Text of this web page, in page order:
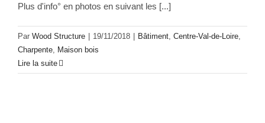
Plus d'info° en photos en suivant les [...]
Par Wood Structure 19/11/2018 Bâtiment Centre-Val-de-Loire
Charpente
Maison bois
Lire la suite